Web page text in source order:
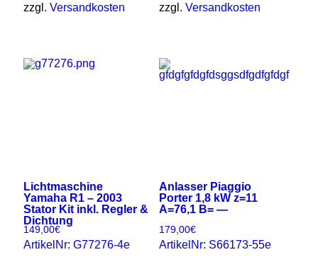
zzgl. Versandkosten
zzgl. Versandkosten
Lichtmaschine
Yamaha R1 – 2003
Stator Kit inkl. Regler &
Dichtung
149,00€
ArtikelNr: G77276-4e
Anlasser Piaggio
Porter 1,8 kW z=11
A=76,1 B= —
179,00€
ArtikelNr: S66173-55e